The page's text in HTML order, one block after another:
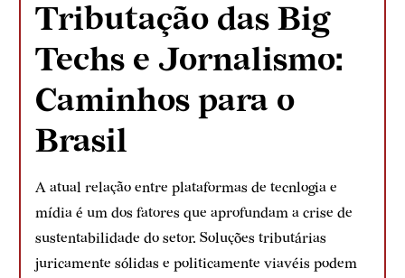
Tributação das Big
Techs e Jornalismo:
Caminhos para o
Brasil
A atual relação entre plataformas de tecnlogia e
mídia é um dos fatores que aprofundam a crise de
sustentabilidade do setor. Soluções tributárias
juricamente sólidas e politicamente viavéis podem